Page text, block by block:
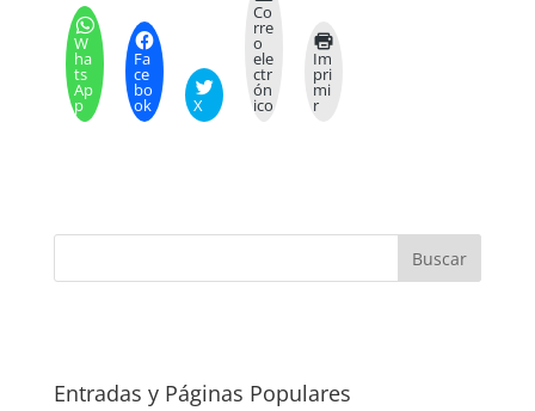
W
ha
ts
Ap
p
Fa
ce
bo
ok X
Co
rre
o
ele
ctr
ón
ico
Im
pri
mi
r
Entradas y Páginas Populares